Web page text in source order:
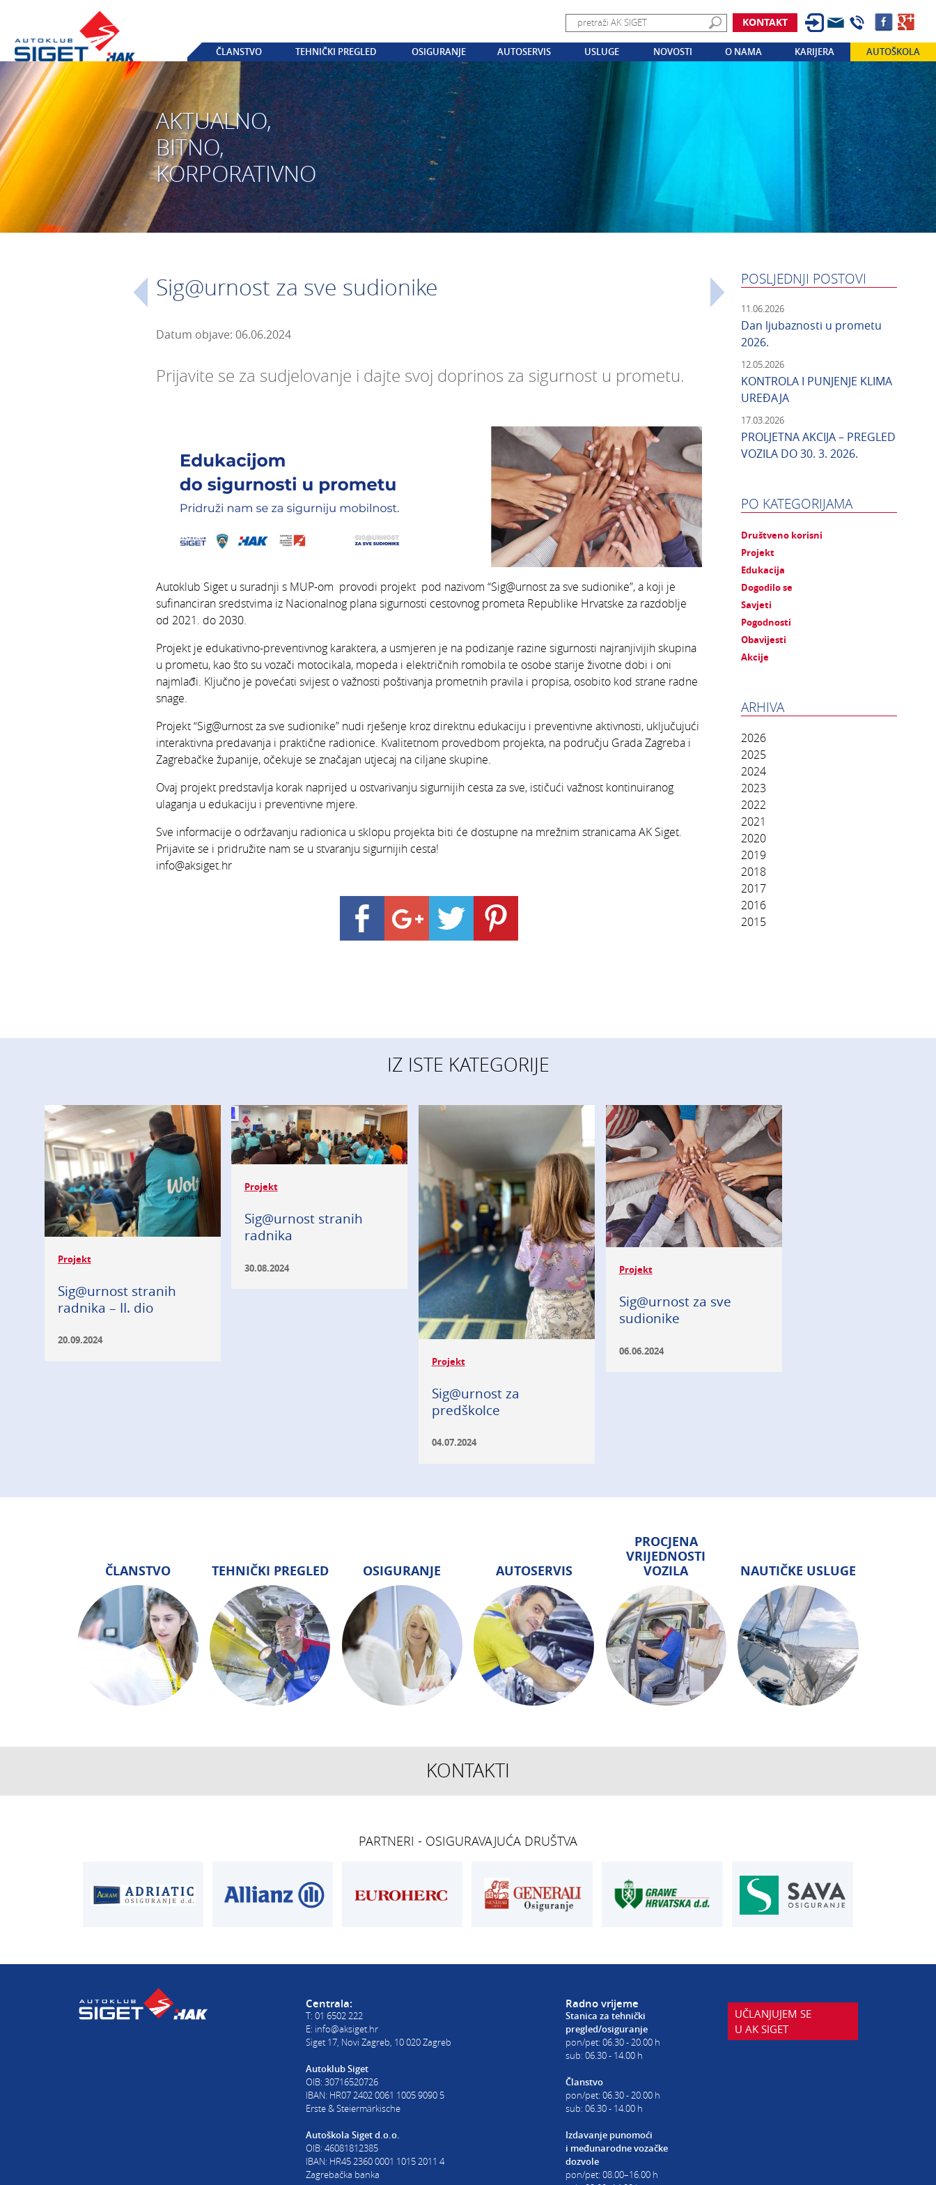
KONTAKT
ČLANSTVO TEHNIČKI PREGLED OSIGURANJE AUTOSERVIS USLUGE NOVOSTI O NAMA KARIJERA AUTOŠKOLA
AKTUALNO,
BITNO,
KORPORATIVNO
Sig@urnost za sve sudionike
Datum objave: 06.06.2024
Prijavite se za sudjelovanje i dajte svoj doprinos za sigurnost u prometu.
Autoklub Siget u suradnji s MUP-om provodi projekt pod nazivom “Sig@urnost za sve sudionike”, a koji je
sufinanciran sredstvima iz Nacionalnog plana sigurnosti cestovnog prometa Republike Hrvatske za razdoblje
od 2021. do 2030.
Projekt je edukativno-preventivnog karaktera, a usmjeren je na podizanje razine sigurnosti najranjivijih skupina
u prometu, kao što su vozači motocikala, mopeda i električnih romobila te osobe starije životne dobi i oni
najmlađi. Ključno je povećati svijest o važnosti poštivanja prometnih pravila i propisa, osobito kod strane radne
snage.
Projekt “Sig@urnost za sve sudionike” nudi rješenje kroz direktnu edukaciju i preventivne aktivnosti, uključujući
interaktivna predavanja i praktične radionice. Kvalitetnom provedbom projekta, na području Grada Zagreba i
Zagrebačke županije, očekuje se značajan utjecaj na ciljane skupine.
Ovaj projekt predstavlja korak naprijed u ostvarivanju sigurnijih cesta za sve, ističući važnost kontinuiranog
ulaganja u edukaciju i preventivne mjere.
Sve informacije o održavanju radionica u sklopu projekta biti će dostupne na mrežnim stranicama AK Siget.
Prijavite se i pridružite nam se u stvaranju sigurnijih cesta!
info@aksiget.hr
POSLJEDNJI POSTOVI
11.06.2026
Dan ljubaznosti u prometu
2026.
12.05.2026
KONTROLA I PUNJENJE KLIMA
UREĐAJA
17.03.2026
PROLJETNA AKCIJA – PREGLED
VOZILA DO 30. 3. 2026.
PO KATEGORIJAMA
Društveno korisni
Projekt
Edukacija
Dogodilo se
Savjeti
Pogodnosti
Obavijesti
Akcije
ARHIVA
2026
2025
2024
2023
2022
2021
2020
2019
2018
2017
2016
2015
IZ ISTE KATEGORIJE
Projekt
Sig@urnost stranih
radnika – II. dio
20.09.2024
Projekt
Sig@urnost stranih
radnika
30.08.2024
Projekt
Sig@urnost za
predškolce
04.07.2024
Projekt
Sig@urnost za sve
sudionike
06.06.2024
ČLANSTVO TEHNIČKI PREGLED OSIGURANJE AUTOSERVIS
PROCJENA
VRIJEDNOSTI
VOZILA
NAUTIČKE USLUGE
KONTAKTI
T:01 6502 277
01 6502 265
E:registracija@aksiget.hr
E:homologacija@aksiget.hr
T:01 6502 292
E:autodijelovi@autosiget.hr
E:procjena@aksiget.hr
T:01 6502 254
PARTNERI - OSIGURAVAJUĆA DRUŠTVA
UČLANJUJEM SE
U AK SIGET
Centrala:
T: 01 6502 222
E: info@aksiget.hr
Siget 17, Novi Zagreb, 10 020 Zagreb
Autoklub Siget
OIB: 30716520726
IBAN: HR07 2402 0061 1005 9090 5
Erste & Steiermärkische
Autoškola Siget d.o.o.
OIB: 46081812385
IBAN: HR45 2360 0001 1015 2011 4
Zagrebačka banka
Radno vrijeme
Stanica za tehnički
pregled/osiguranje
pon/pet: 06.30 - 20.00 h
sub: 06.30 - 14.00 h
Članstvo
pon/pet: 06.30 - 20.00 h
sub: 06.30 - 14.00 h
Izdavanje punomoći
i međunarodne vozačke
dozvole
pon/pet: 08.00–16.00 h